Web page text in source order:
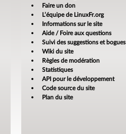
Faire un don
L’équipe de LinuxFr.org
Informations sur le site
Aide / Foire aux questions
Suivi des suggestions et bogues
Wiki du site
Règles de modération
Statistiques
API pour le développement
Code source du site
Plan du site